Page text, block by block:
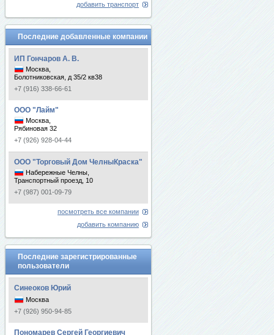
добавить транспорт
Последние добавленные компании
ИП Гончаров А. В.
Москва,
Болотниковская, д 35/2 кв38
+7 (916) 338-66-61
ООО "Лайм"
Москва,
Рябиновая 32
+7 (926) 928-04-44
ООО "Торговый Дом ЧелныКраска"
Набережные Челны,
Транспортный проезд, 10
+7 (987) 001-09-79
посмотреть все компании
добавить компанию
Последние зарегистрированные
пользователи
Синеоков Юрий
Москва
+7 (926) 950-94-85
Пономарев Сергей Георгиевич